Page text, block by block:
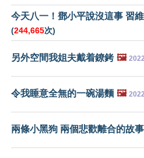
今天八一！鄧小平說沒這事 習
(244,665次)
另外空間我姐夫戴着鐐銬 🖼️
令我睡意全無的一碗湯麵 🖼️
兩條小黑狗 兩個悲歡離合的故事